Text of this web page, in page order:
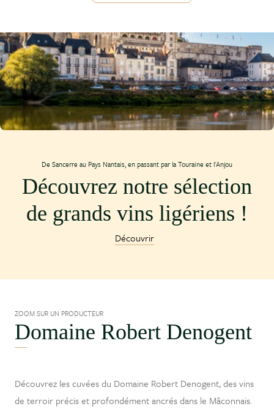
De Sancerre au Pays Nantais, en passant par la Touraine et l'Anjou
Découvrez notre sélection
de grands vins ligériens !
Découvrir
ZOOM SUR UN PRODUCTEUR
Domaine Robert Denogent
Découvrez les cuvées du Domaine Robert Denogent, des vins
de terroir précis et profondément ancrés dans le Mâconnais.